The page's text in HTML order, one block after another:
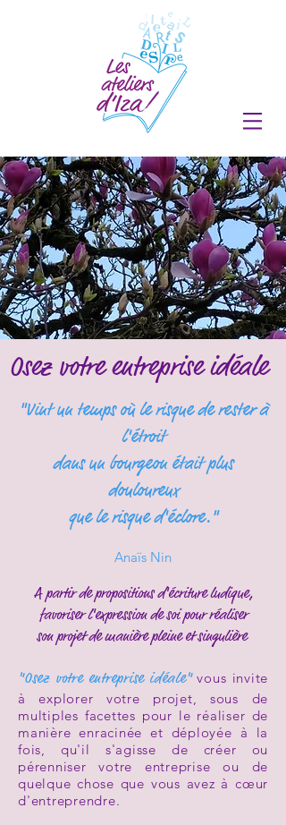
Osez votre entreprise idéale
"Vint un temps où le risque de rester à
l'étroit
dans un bourgeon était plus
douloureux
que le risque d'éclore."
Anaïs Nin
A partir de propositions d'écriture ludique,
favoriser l'expression de soi pour réaliser
son projet de manière pleine et singulière
"Osez votre entreprise idéale" vous invite
à explorer votre projet, sous de
multiples facettes pour le réaliser de
manière enracinée et déployée à la
fois, qu'il s'agisse de créer ou
pérenniser votre entreprise ou de
quelque chose que vous avez à cœur
d'entreprendre.